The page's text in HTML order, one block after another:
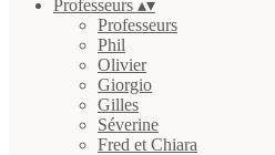
Professeurs ▴▾
Professeurs
Phil
Olivier
Giorgio
Gilles
Séverine
Fred et Chiara